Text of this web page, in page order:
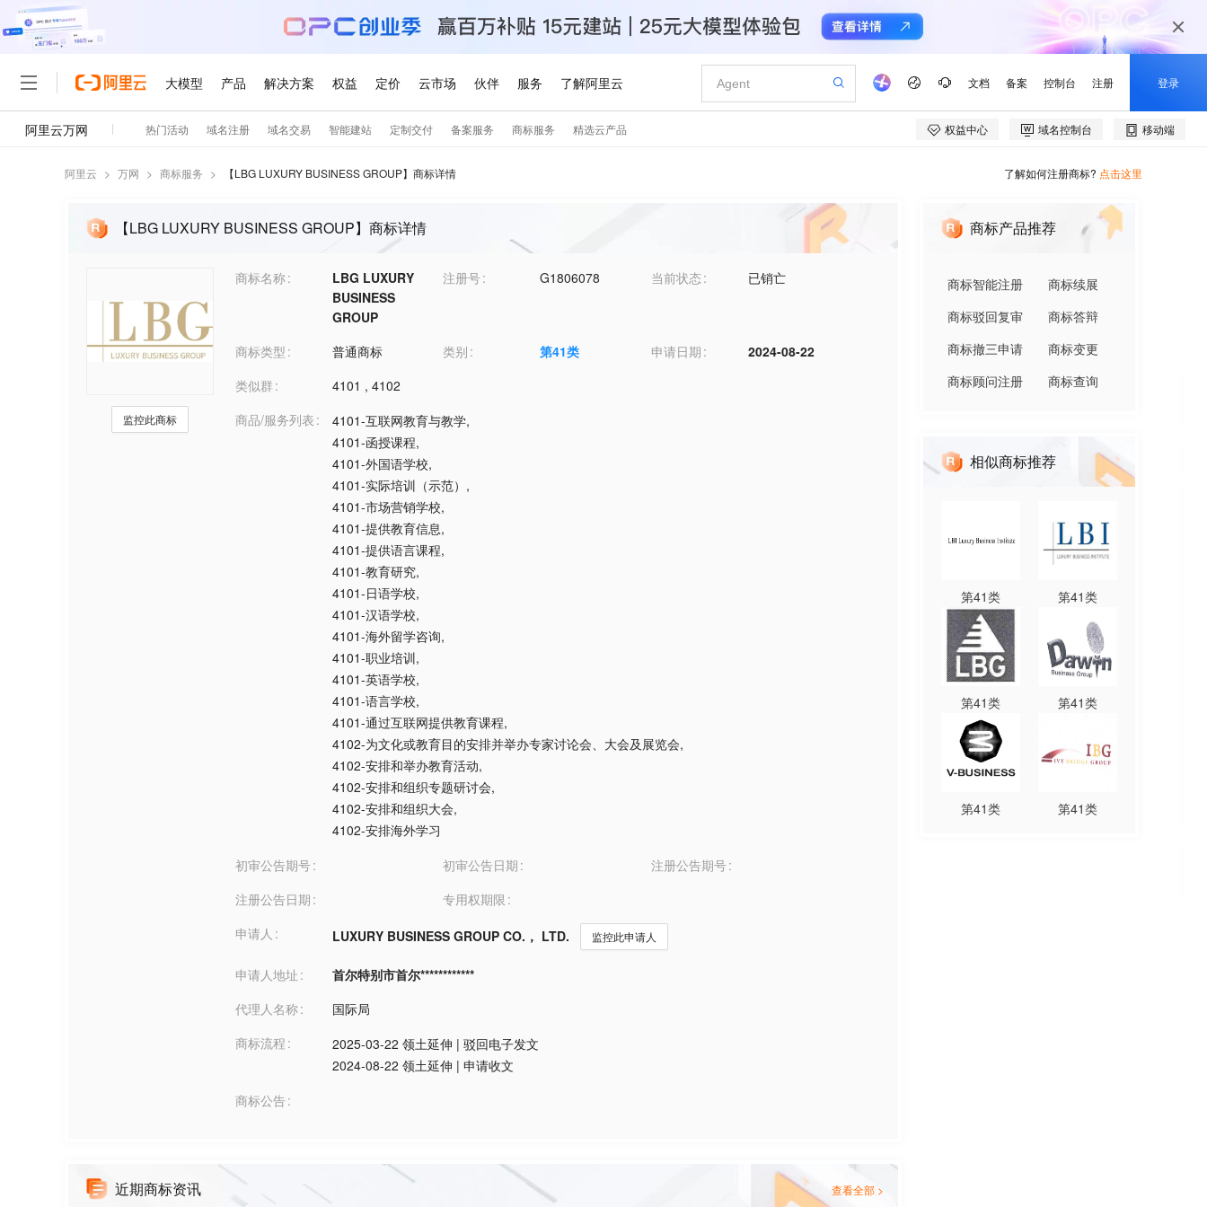
阿里云 > 万网 > 商标服务 > 【LBG LUXURY BUSINESS GROUP】商标详情 了解如何注册商标? 点击这里
【LBG LUXURY BUSINESS GROUP】商标详情
监控此商标
商标名称
LBG LUXURY
BUSINESS
GROUP
注册号 G1806078 当前状态 已销亡
商标类型 普通商标 类别 第41类 申请日期
2024-08-22
类似群
4101 , 4102
商品/服务列表
4101-互联网教育与教学,
4101-函授课程,
4101-外国语学校,
4101-实际培训（示范） ,
4101-市场营销学校,
4101-提供教育信息,
4101-提供语言课程,
4101-教育研究,
4101-日语学校,
4101-汉语学校,
4101-海外留学咨询,
4101-职业培训,
4101-英语学校,
4101-语言学校,
4101-通过互联网提供教育课程,
4102-为文化或教育目的安排并举办专家讨论会、大会及展览会,
4102-安排和举办教育活动,
4102-安排和组织专题研讨会,
4102-安排和组织大会,
4102-安排海外学习
初审公告期号
初审公告日期
注册公告期号
注册公告日期
专用权期限
申请人
LUXURY BUSINESS GROUP CO.， LTD. 监控此申请人
申请人地址
首尔特别市首尔************
代理人名称
国际局
商标流程
2025-03-22 领土延伸 | 驳回电子发文
2024-08-22 领土延伸 | 申请收文
商标公告
近期商标资讯 查看全部 >
商标产品推荐
商标智能注册
商标续展
商标驳回复审
商标答辩
商标撤三申请
商标变更
商标顾问注册
商标查询
相似商标推荐
第41类 第41类
第41类 第41类
第41类 第41类